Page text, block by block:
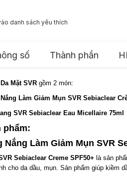
danh sách yêu thích
số Thành phần
Mặt SVR gồm 2 món:
Làm Giảm Mụn SVR Sebiaclear
SVR Sebiaclear Eau Micellaire 75ml
phẩm:
Nắng Làm Giảm Mụn SVR
Sebiaclear Creme SPF50+ là sản
cho da dầu, mụn. Sản phẩm giúp kiềm